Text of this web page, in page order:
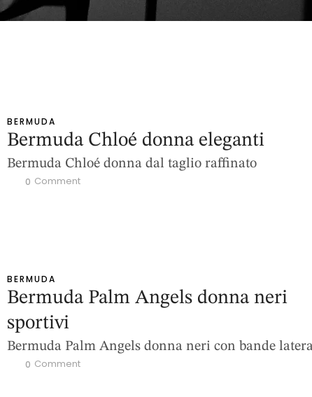
BERMUDA
Bermuda Chloé donna eleganti
Bermuda Chloé donna dal taglio raffinato
0 Comment
BERMUDA
Bermuda Palm Angels donna neri
sportivi
Bermuda Palm Angels donna neri con bande
0 Comment